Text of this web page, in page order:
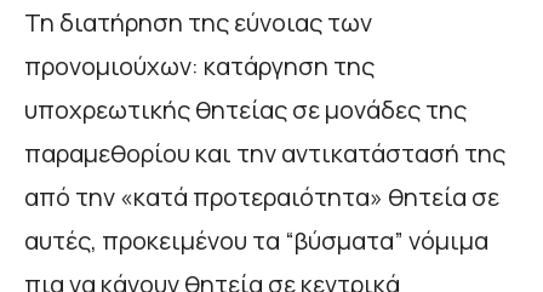
Τη διατήρηση της εύνοιας των
προνομιούχων: κατάργηση της
υποχρεωτικής θητείας σε μονάδες της
παραμεθορίου και την αντικατάστασή της
από την «κατά προτεραιότητα» θητεία σε
αυτές, προκειμένου τα “βύσματα” νόμιμα
πια να κάνουν θητεία σε κεντρικά